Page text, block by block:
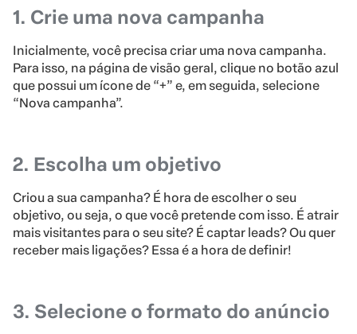
1. Crie uma nova campanha
Inicialmente, você precisa criar uma nova campanha.
Para isso, na página de visão geral, clique no botão azul
que possui um ícone de “+” e, em seguida, selecione
“Nova campanha”.
2. Escolha um objetivo
Criou a sua campanha? É hora de escolher o seu
objetivo, ou seja, o que você pretende com isso. É atrair
mais visitantes para o seu site? É captar leads? Ou quer
receber mais ligações? Essa é a hora de definir!
3. Selecione o formato do anúncio